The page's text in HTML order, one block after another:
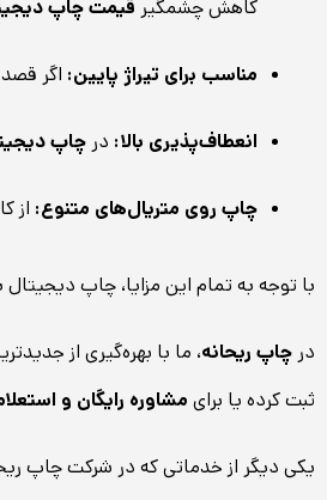
کاهش چشمگیر قیمت چاپ
مناسب برای تیراژ پایین: اگر
انعطاف‌پذیری بالا: در چاپ
چاپ روی متریال‌های متنوع: از
با توجه به تمام این مزایا، چاپ
در چاپ ریحانه، ما با بهره‌گیری از
ثبت کرده یا برای مشاوره رایگان و
یکی دیگر از خدماتی که در شرکت چاپ